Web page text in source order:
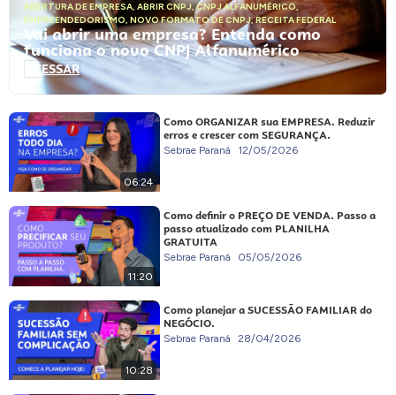
ABERTURA DE EMPRESA, ABRIR CNPJ,CNPJ ALFANUMÉRICO,
EMPREENDEDORISMO, NOVO FORMATO DE CNPJ,RECEITA FEDERAL
Vai abrir uma empresa? Entenda como
funciona o novo CNPJ Alfanumérico
ACESSAR
06:24
Como ORGANIZAR sua EMPRESA. Reduzir
erros e crescer com SEGURANÇA.
Sebrae Paraná 12/05/2026
11:20
Como definir o PREÇO DE VENDA. Passo a
passo atualizado com PLANILHA
GRATUITA
Sebrae Paraná 05/05/2026
10:28
Como planejar a SUCESSÃO FAMILIAR do
NEGÓCIO.
Sebrae Paraná 28/04/2026